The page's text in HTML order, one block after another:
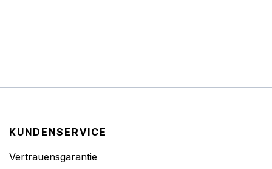
KUNDENSERVICE
Vertrauensgarantie